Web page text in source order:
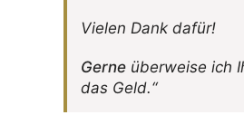
Vielen Dank dafür!
Gerne über­weise ich
das Geld.“